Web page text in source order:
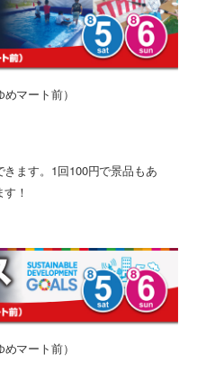
マート前）
ます。1回100円で景品もあ
！
マート前）